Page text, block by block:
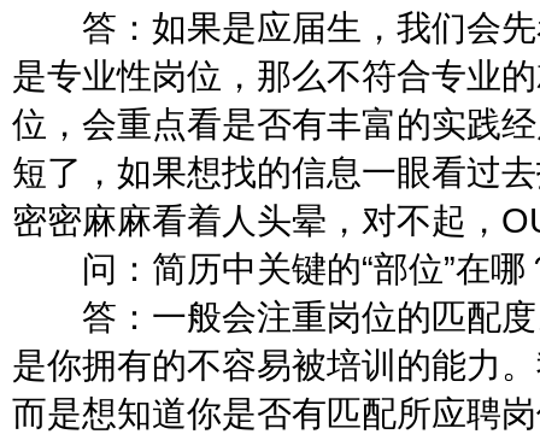
答：如果是应届生，我们会先
是专业性岗位，那么不符合专业
位，会重点看是否有丰富的实践
短了，如果想找的信息一眼看过
密密麻麻看着人头晕，对不起，
问：简历中关键的“部位”在哪
答：一般会注重岗位的匹配度
是你拥有的不容易被培训的能力
而是想知道你是否有匹配所应聘